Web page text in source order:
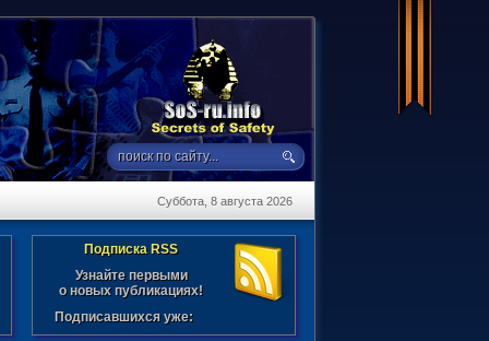
Подписка RSS
Узнайте первыми
о новых публикациях!
Подписавшихся уже:
Суббота, 8 августа 2026